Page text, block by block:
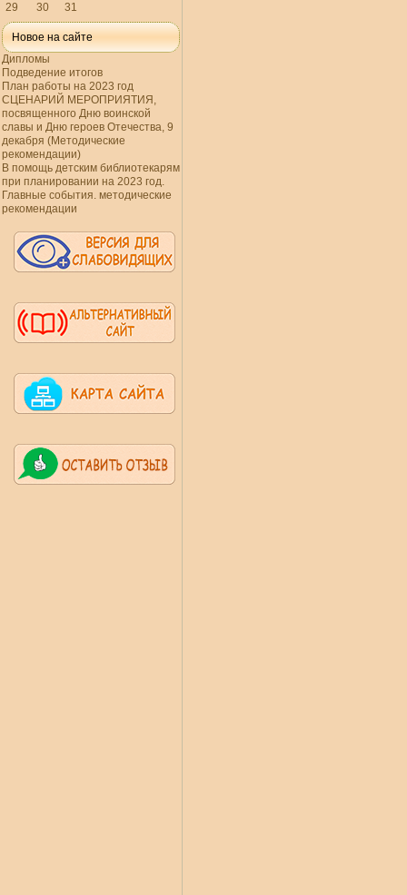
29
30 31
Новое на сайте
Дипломы
Подведение итогов
План работы на 2023 год
СЦЕНАРИЙ МЕРОПРИЯТИЯ,
посвященного Дню воинской
славы и Дню героев Отечества, 9
декабря (Методические
рекомендации)
В помощь детским библиотекарям
при планировании на 2023 год.
Главные события. методические
рекомендации